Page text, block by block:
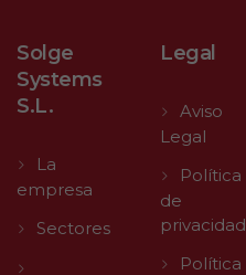
Solge
Systems
S.L.
La
empresa
Sectores
Legal
Aviso
Legal
Política
de
privacidad
Política